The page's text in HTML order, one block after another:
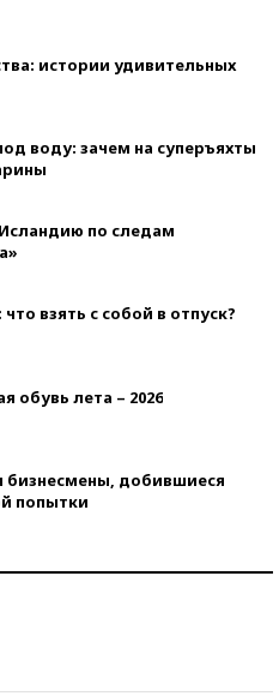
истории удивительных
воду: зачем на суперъяхты
по следам
взять с собой в отпуск?
обувь лета – 2026
бизнесмены, добившиеся
попытки